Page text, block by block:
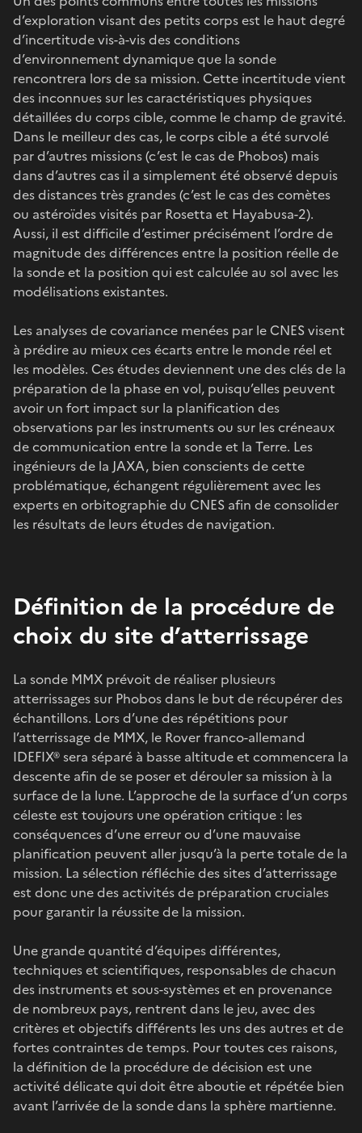
d’exploration visant des petits corps est le haut degré
d’incertitude vis-à-vis des conditions
d’environnement dynamique que la sonde
rencontrera lors de sa mission. Cette incertitude vient
des inconnues sur les caractéristiques physiques
détaillées du corps cible, comme le champ de gravité.
Dans le meilleur des cas, le corps cible a été survolé
par d’autres missions (c’est le cas de Phobos) mais
dans d’autres cas il a simplement été observé depuis
des distances très grandes (c’est le cas des comètes
ou astéroïdes visités par Rosetta et Hayabusa-2).
Aussi, il est difficile d’estimer précisément l’ordre de
magnitude des différences entre la position réelle de
la sonde et la position qui est calculée au sol avec les
modélisations existantes.
Les analyses de covariance menées par le CNES visent
à prédire au mieux ces écarts entre le monde réel et
les modèles. Ces études deviennent une des clés de la
préparation de la phase en vol, puisqu’elles peuvent
avoir un fort impact sur la planification des
observations par les instruments ou sur les créneaux
de communication entre la sonde et la Terre. Les
ingénieurs de la JAXA, bien conscients de cette
problématique, échangent régulièrement avec les
experts en orbitographie du CNES afin de consolider
les résultats de leurs études de navigation.
Définition de la procédure de
choix du site d’atterrissage
La sonde MMX prévoit de réaliser plusieurs
atterrissages sur Phobos dans le but de récupérer des
échantillons. Lors d’une des répétitions pour
l’atterrissage de MMX, le Rover franco-allemand
IDEFIX® sera séparé à basse altitude et commencera la
descente afin de se poser et dérouler sa mission à la
surface de la lune. L’approche de la surface d’un corps
céleste est toujours une opération critique : les
conséquences d’une erreur ou d’une mauvaise
planification peuvent aller jusqu’à la perte totale de la
mission. La sélection réfléchie des sites d’atterrissage
est donc une des activités de préparation cruciales
pour garantir la réussite de la mission.
Une grande quantité d’équipes différentes,
techniques et scientifiques, responsables de chacun
des instruments et sous-systèmes et en provenance
de nombreux pays, rentrent dans le jeu, avec des
critères et objectifs différents les uns des autres et de
fortes contraintes de temps. Pour toutes ces raisons,
la définition de la procédure de décision est une
activité délicate qui doit être aboutie et répétée bien
avant l’arrivée de la sonde dans la sphère martienne.